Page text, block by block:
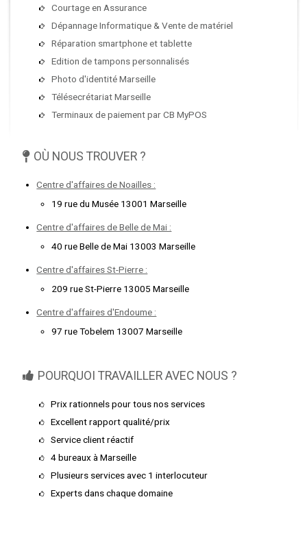
Courtage en Assurance
Dépannage Informatique & Vente de matériel
Réparation smartphone et tablette
Edition de tampons personnalisés
Photo d'identité Marseille
Télésecrétariat Marseille
Terminaux de paiement par CB MyPOS
OÙ NOUS TROUVER ?
Centre d'affaires de Noailles :
19 rue du Musée 13001 Marseille
Centre d'affaires de Belle de Mai :
40 rue Belle de Mai 13003 Marseille
Centre d'affaires St-Pierre :
209 rue St-Pierre 13005 Marseille
Centre d'affaires d'Endoume :
97 rue Tobelem 13007 Marseille
POURQUOI TRAVAILLER AVEC NOUS ?
Prix rationnels pour tous nos services
Excellent rapport qualité/prix
Service client réactif
4 bureaux à Marseille
Plusieurs services avec 1 interlocuteur
Experts dans chaque domaine